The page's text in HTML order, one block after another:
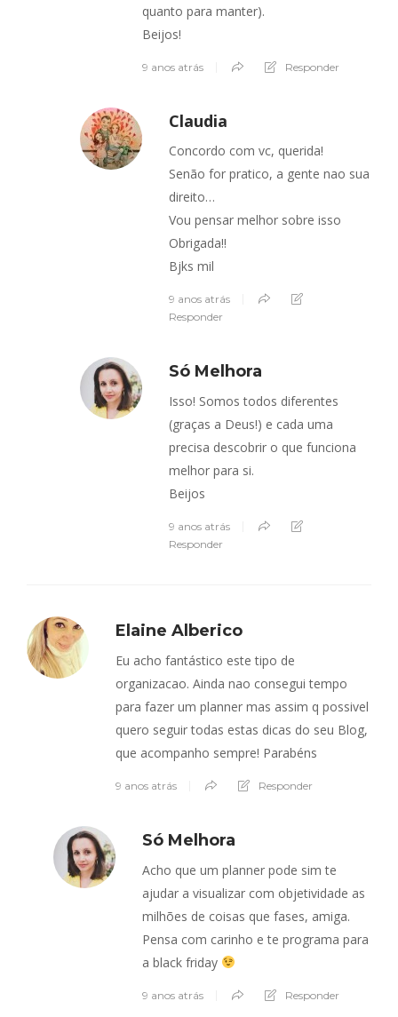
quanto para manter).
Beijos!
9 anos atrás Responder
Claudia
Concordo com vc, querida!
Senão for pratico, a gente nao sua
direito…
Vou pensar melhor sobre isso
Obrigada!!
Bjks mil
9 anos atrás
Responder
Só Melhora
Isso! Somos todos diferentes
(graças a Deus!) e cada uma
precisa descobrir o que funciona
melhor para si.
Beijos
9 anos atrás
Responder
Elaine Alberico
Eu acho fantástico este tipo de
organizacao. Ainda nao consegui tempo
para fazer um planner mas assim q possivel
quero seguir todas estas dicas do seu Blog,
que acompanho sempre! Parabéns
9 anos atrás Responder
Só Melhora
Acho que um planner pode sim te
ajudar a visualizar com objetividade as
milhões de coisas que fases, amiga.
Pensa com carinho e te programa para
a black friday
9 anos atrás Responder